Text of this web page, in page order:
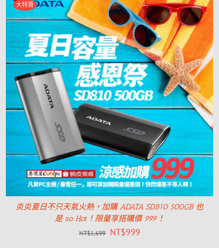
大特賣
炎炎夏日不只天氣火熱，加購 ADATA SD810 500GB 也
是 so Hot！限量享搭購價 999！
NT$1,699 NT$999